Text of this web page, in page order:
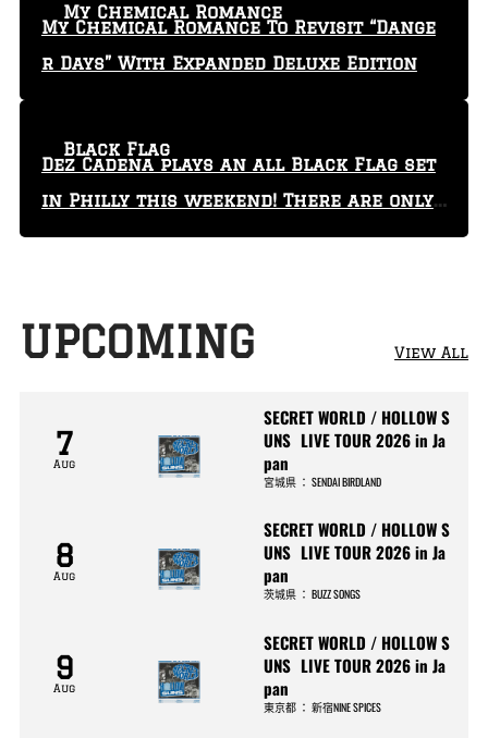
My Chemical Romance To Revisit “Dange
r Days” With Expanded Deluxe Edition
My Chemical Romance
Dez Cadena plays an all Black Flag set
in Philly this weekend! There are only
29 tickets left!
Black Flag
UPCOMING View All
7
Aug
SECRET WORLD / HOLLOW S
UNS LIVE TOUR 2026 in Ja
pan
宮城県 ：SENDAI BIRDLAND
8
Aug
SECRET WORLD / HOLLOW S
UNS LIVE TOUR 2026 in Ja
pan
茨城県 ：BUZZ SONGS
9
Aug
SECRET WORLD / HOLLOW S
UNS LIVE TOUR 2026 in Ja
pan
東京都 ：新宿NINE SPICES